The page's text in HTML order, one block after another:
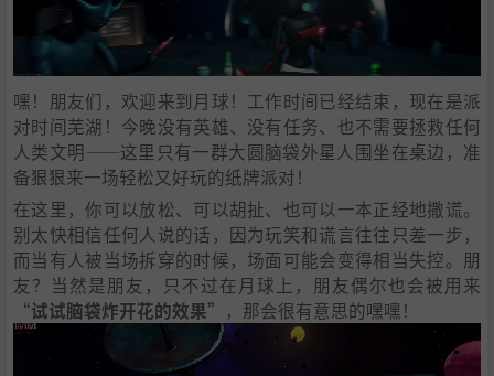
嘿！朋友们，欢迎来到月球！工作时间已经结束，现在是派
对时间芜湖！今晚没有英雄、没有任务、也不需要拯救任何
人类文明——这里只有一群大圆脑袋外星人围坐在桌边，准
备狠狠来一场轻松又好玩的纸牌派对！
在这里，你可以放松、可以胡扯、也可以一本正经地撒谎。
别太快相信任何人说的话，因为玩笑和谎言往往只差一步，
而当有人被当场拆穿的时候，场面可能会变得相当失控。朋
友？当然是朋友，只不过在月球上，朋友偶尔也会被用来
“试试脑袋炸开花的效果” ，那会很有意思的嘿嘿！